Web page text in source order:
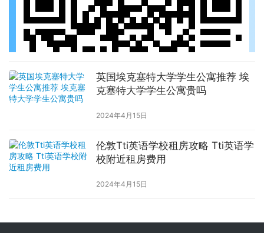
英国埃克塞特大学学生公寓推荐 埃
克塞特大学学生公寓贵吗
2024年4月15日
伦敦Tti英语学校租房攻略 Tti英语学
校附近租房费用
2024年4月15日